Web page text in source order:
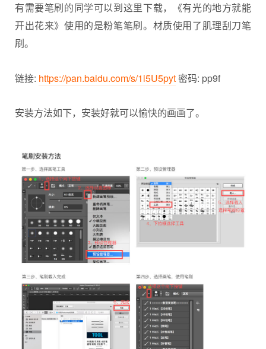
有需要笔刷的同学可以到这里下载，《有光的地方就能
开出花来》使用的是粉笔笔刷。材质使用了肌理刮刀笔
刷。
链接: https://pan.baidu.com/s/1i5U5pyt 密码: pp9f
安装方法如下，安装好就可以愉快的画画了。